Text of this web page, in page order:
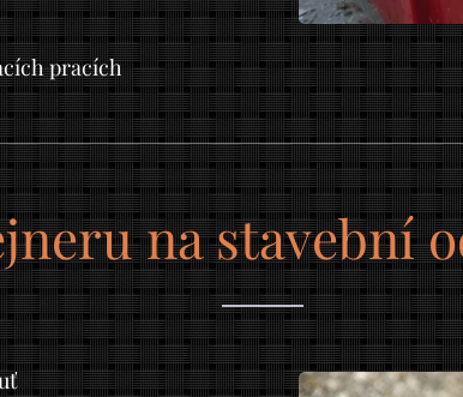
pracích
na stavební